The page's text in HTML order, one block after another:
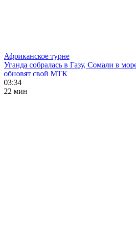
Африканское турне
Уганда собралась в Газу, Сомали в
обновят свой МТК
03:34
22 мин